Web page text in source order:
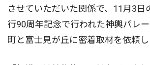
させていただいた関係で、11月3日
行90周年記念で行われた神輿パレ
町と富士見が丘に密着取材を依頼し